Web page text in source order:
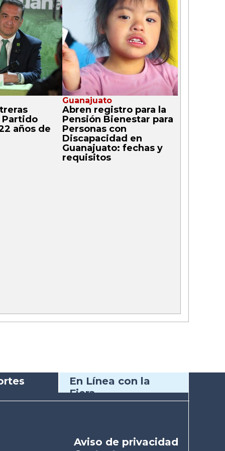
Partido
años de
Guanajuato
Abren registro para la
Pensión Bienestar para
Personas con
Discapacidad en
Guanajuato: fechas y
requisitos
En Línea con la
Fiera
Aviso de privacidad